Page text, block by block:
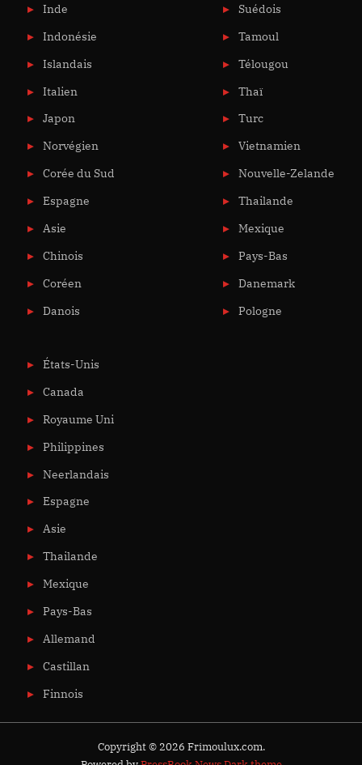
Inde
Indonésie
Islandais
Italien
Japon
Norvégien
Corée du Sud
Espagne
Asie
Chinois
Coréen
Danois
Suédois
Tamoul
Télougou
Thaï
Turc
Vietnamien
Nouvelle-Zelande
Thailande
Mexique
Pays-Bas
Danemark
Pologne
États-Unis
Canada
Royaume Uni
Philippines
Neerlandais
Espagne
Asie
Thailande
Mexique
Pays-Bas
Allemand
Castillan
Finnois
Copyright © 2026 Frimoulux.com.